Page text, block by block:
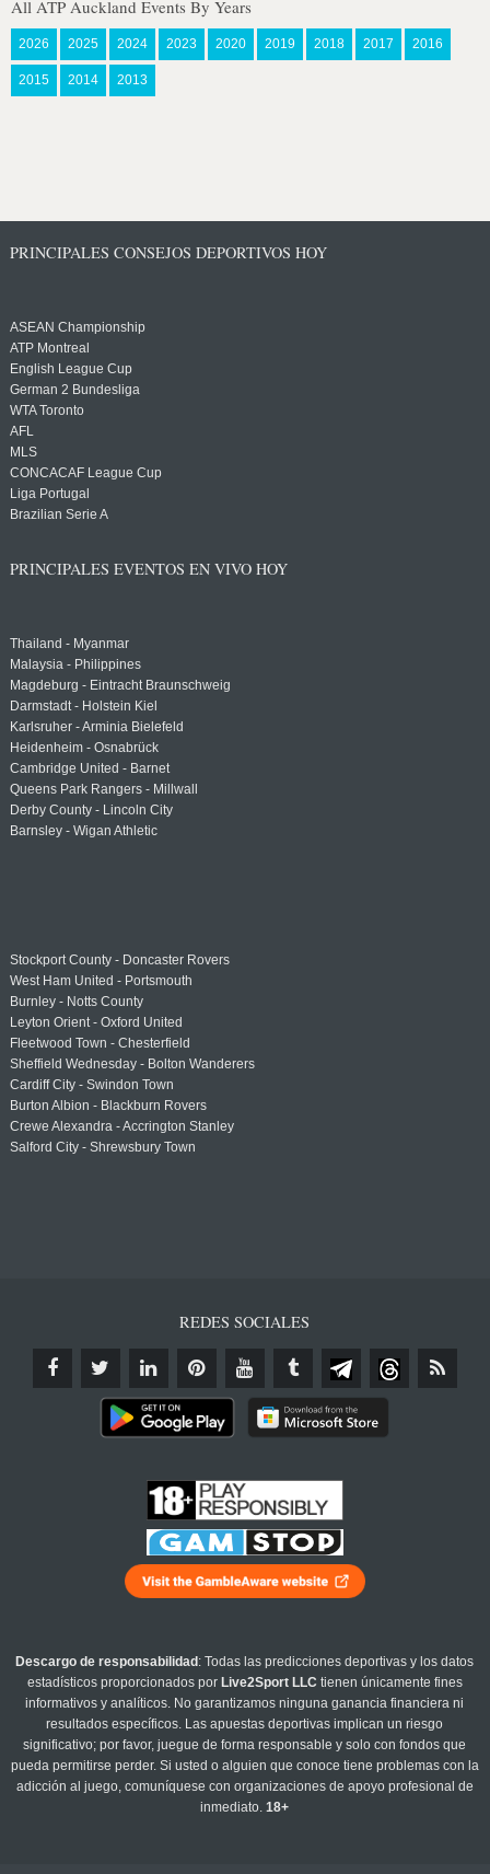
All ATP Auckland Events By Years
2026 2025 2024 2023 2020 2019 2018 2017 2016
2015 2014 2013
PRINCIPALES CONSEJOS DEPORTIVOS HOY
ASEAN Championship
ATP Montreal
English League Cup
German 2 Bundesliga
WTA Toronto
AFL
MLS
CONCACAF League Cup
Liga Portugal
Brazilian Serie A
PRINCIPALES EVENTOS EN VIVO HOY
Thailand - Myanmar
Malaysia - Philippines
Magdeburg - Eintracht Braunschweig
Darmstadt - Holstein Kiel
Karlsruher - Arminia Bielefeld
Heidenheim - Osnabrück
Cambridge United - Barnet
Queens Park Rangers - Millwall
Derby County - Lincoln City
Barnsley - Wigan Athletic
Stockport County - Doncaster Rovers
West Ham United - Portsmouth
Burnley - Notts County
Leyton Orient - Oxford United
Fleetwood Town - Chesterfield
Sheffield Wednesday - Bolton Wanderers
Cardiff City - Swindon Town
Burton Albion - Blackburn Rovers
Crewe Alexandra - Accrington Stanley
Salford City - Shrewsbury Town
REDES SOCIALES
Descargo de responsabilidad : Todas las predicciones deportivas y los datos
estadísticos proporcionados por Live2Sport LLC tienen únicamente fines
informativos y analíticos. No garantizamos ninguna ganancia financiera ni
resultados específicos. Las apuestas deportivas implican un riesgo
significativo; por favor, juegue de forma responsable y solo con fondos que
pueda permitirse perder. Si usted o alguien que conoce tiene problemas con la
adicción al juego, comuníquese con organizaciones de apoyo profesional de
inmediato.18+